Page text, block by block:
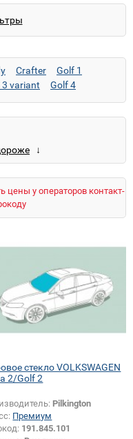
Crafter
Golf 1
3 variant
Golf 4
3 Classic
T5
цены у операторов контакт-
стекло VOLKSWAGEN
2/Golf 2
Pilkington
Премиум
191.845.101